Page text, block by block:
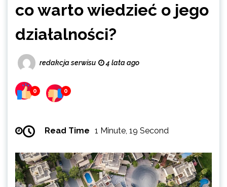
co warto wiedzieć o jego
działalności?
redakcja serwisu 4 lata ago
0 0
Read Time 1 Minute, 19 Second